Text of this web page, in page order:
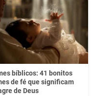
bíblicos: 41 bonitos
de fé que significam
de Deus